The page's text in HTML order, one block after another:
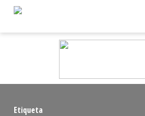
Skip
Etiqueta